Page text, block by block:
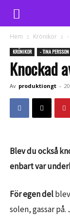
Hem Krönikor
KRÖNIKOR - TINA PERSSON
Knockad
Av produktiongt -
Blev du också
enbart var
För egen del
solen, gassar